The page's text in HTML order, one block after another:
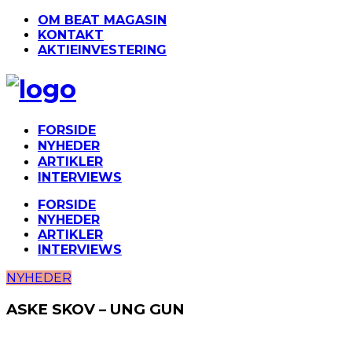
OM BEAT MAGASIN
KONTAKT
AKTIEINVESTERING
FORSIDE
NYHEDER
ARTIKLER
INTERVIEWS
FORSIDE
NYHEDER
ARTIKLER
INTERVIEWS
NYHEDER
ASKE SKOV – UNG GUN